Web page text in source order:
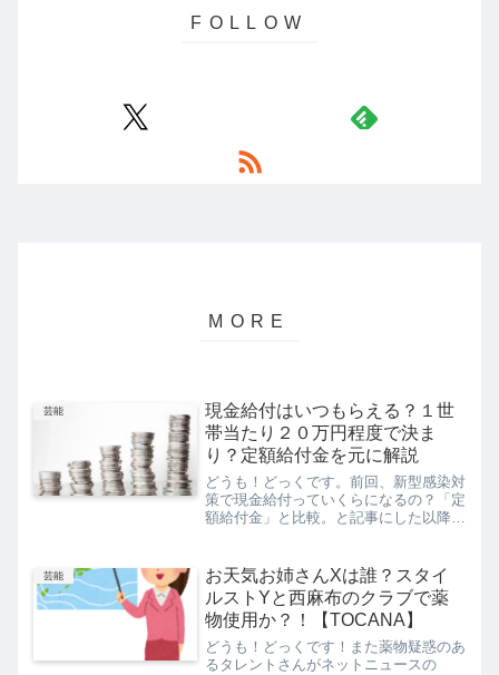
芸能
現金給付はいつもらえる？１世
帯当たり２０万円程度で決ま
り？定額給付金を元に解説
どうも！どっくです。前回、新型感染対
策で現金給付っていくらになるの？「定
額給付金」と比較。と記事にした以降、
一部の世帯に限り１世帯当たり２０万円
程度の現金を給付する案が...
芸能
お天気お姉さんXは誰？スタイ
ルストYと西麻布のクラブで薬
物使用か？！【TOCANA】
どうも！どっくです！また薬物疑惑のあ
るタレントさんがネットニュースの